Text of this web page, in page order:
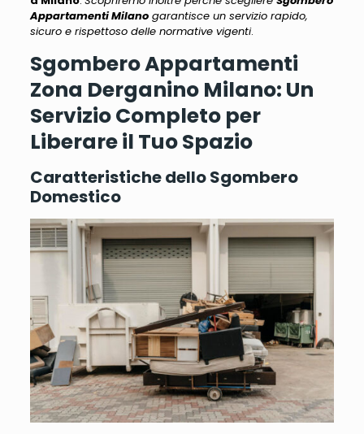
Appartamenti Milanogarantisce un servizio rapido,
sicuro e rispettoso delle normative vigenti.
Sgombero Appartamenti
Zona Derganino Milano: Un
Servizio Completo per
Liberare il Tuo Spazio
Caratteristiche dello Sgombero
Domestico